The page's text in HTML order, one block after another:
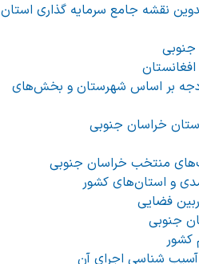
نقشه جامع سرمایه گذاری استان
جنوبی
مصوب و پرداختی بند الف تبصره ۱۸ قانون بودجه بر اساس شهرستان و بخش‌های
خراسان جنوبی
و استان‌های کشور
فضایی
جنوبی
کشور